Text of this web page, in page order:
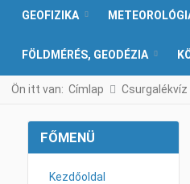
GEOFIZIKA
FÖLDMÉRÉS, GEODÉZIA
Ön itt van: Címlap Csurgalékvíz
FŐMENÜ
Kezdőoldal